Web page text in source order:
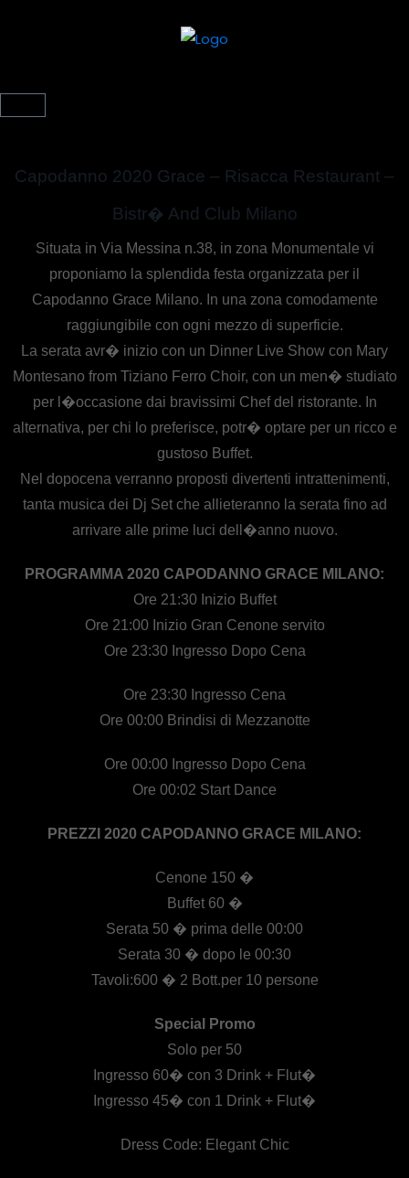
Capodanno 2020 Grace – Risacca Restaurant –
Bistr� And Club Milano
Situata in Via Messina n.38, in zona Monumentale vi
proponiamo la splendida festa organizzata per il
Capodanno Grace Milano. In una zona comodamente
raggiungibile con ogni mezzo di superficie.
La serata avr� inizio con un Dinner Live Show con Mary
Montesano from Tiziano Ferro Choir, con un men� studiato
per l�occasione dai bravissimi Chef del ristorante. In
alternativa, per chi lo preferisce, potr� optare per un ricco e
gustoso Buffet.
Nel dopocena verranno proposti divertenti intrattenimenti,
tanta musica dei Dj Set che allieteranno la serata fino ad
arrivare alle prime luci dell�anno nuovo.
PROGRAMMA 2020 CAPODANNO GRACE MILANO:
Ore 21:30 Inizio Buffet
Ore 21:00 Inizio Gran Cenone servito
Ore 23:30 Ingresso Dopo Cena
Ore 23:30 Ingresso Cena
Ore 00:00 Brindisi di Mezzanotte
Ore 00:00 Ingresso Dopo Cena
Ore 00:02 Start Dance
PREZZI 2020 CAPODANNO GRACE MILANO:
Cenone 150 �
Buffet 60 �
Serata 50 � prima delle 00:00
Serata 30 � dopo le 00:30
Tavoli:600 � 2 Bott.per 10 persone
Special Promo
Solo per 50
Ingresso 60� con 3 Drink + Flut�
Ingresso 45� con 1 Drink + Flut�
Dress Code: Elegant Chic